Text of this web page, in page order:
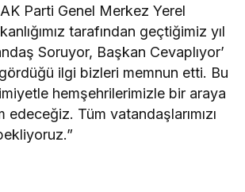
Parti Genel Merkez Yerel
tarafından geçtiğimiz yıl
Soruyor, Başkan Cevaplıyor’
gördüğü ilgi bizleri memnun etti. Bu
hemşehrilerimizle bir araya
edeceğiz. Tüm vatandaşlarımızı